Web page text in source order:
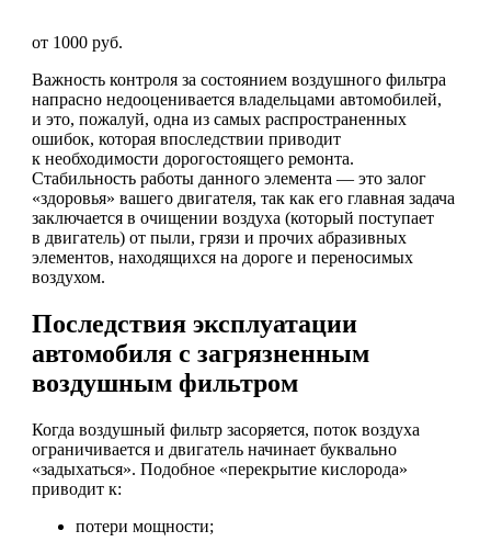
от 1000 руб.
Важность контроля за состоянием воздушного фильтра
напрасно недооценивается владельцами автомобилей,
и это, пожалуй, одна из самых распространенных
ошибок, которая впоследствии приводит
к необходимости дорогостоящего ремонта.
Стабильность работы данного элемента — это залог
«здоровья» вашего двигателя, так как его главная задача
заключается в очищении воздуха (который поступает
в двигатель) от пыли, грязи и прочих абразивных
элементов, находящихся на дороге и переносимых
воздухом.
Последствия эксплуатации
автомобиля с загрязненным
воздушным фильтром
Когда воздушный фильтр засоряется, поток воздуха
ограничивается и двигатель начинает буквально
«задыхаться». Подобное «перекрытие кислорода»
приводит к:
потери мощности;